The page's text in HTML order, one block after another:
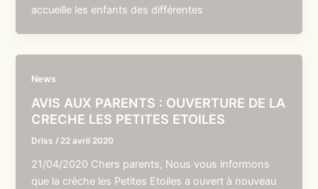
accueille les enfants des différentes
News
AVIS AUX PARENTS : OUVERTURE DE LA
CRECHE LES PETITES ETOILES
Driss / 22 avril 2020
21/04/2020 Chers parents, Nous vous informons
que la crèche les Petites Etoiles a ouvert à nouveau